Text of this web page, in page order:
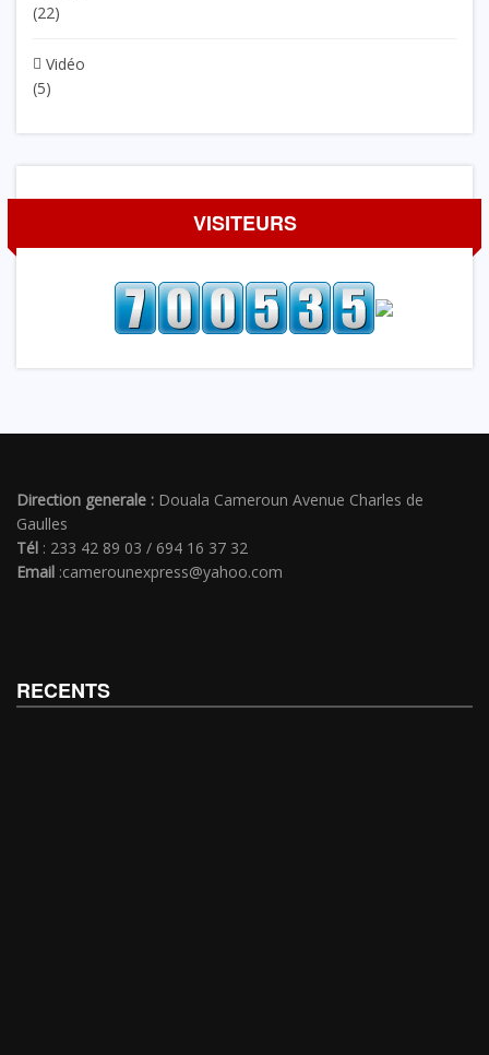
(22)
Vidéo
(5)
VISITEURS
Direction generale : Douala Cameroun Avenue Charles de
Gaulles
Tél : 233 42 89 03 / 694 16 37 32
Email :camerounexpress@yahoo.com
RECENTS